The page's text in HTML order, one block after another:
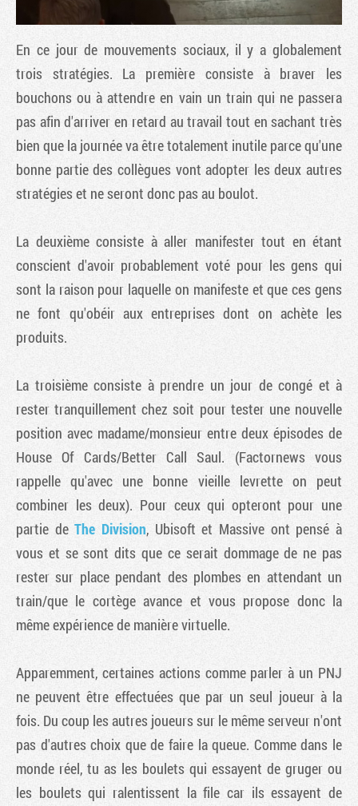
En ce jour de mouvements sociaux, il y a globalement
trois stratégies. La première consiste à braver les
bouchons ou à attendre en vain un train qui ne passera
pas afin d'arriver en retard au travail tout en sachant très
bien que la journée va être totalement inutile parce qu'une
bonne partie des collègues vont adopter les deux autres
stratégies et ne seront donc pas au boulot.
La deuxième consiste à aller manifester tout en étant
conscient d'avoir probablement voté pour les gens qui
sont la raison pour laquelle on manifeste et que ces gens
ne font qu'obéir aux entreprises dont on achète les
produits.
La troisième consiste à prendre un jour de congé et à
rester tranquillement chez soit pour tester une nouvelle
position avec madame/monsieur entre deux épisodes de
House Of Cards/Better Call Saul. (Factornews vous
rappelle qu'avec une bonne vieille levrette on peut
combiner les deux). Pour ceux qui opteront pour une
partie deThe Division, Ubisoft et Massive ont pensé à
vous et se sont dits que ce serait dommage de ne pas
rester sur place pendant des plombes en attendant un
train/que le cortège avance et vous propose donc la
même expérience de manière virtuelle.
Apparemment, certaines actions comme parler à un PNJ
ne peuvent être effectuées que par un seul joueur à la
fois. Du coup les autres joueurs sur le même serveur n'ont
pas d'autres choix que de faire la queue. Comme dans le
monde réel, tu as les boulets qui essayent de gruger ou
les boulets qui ralentissent la file car ils essayent de
Tribune